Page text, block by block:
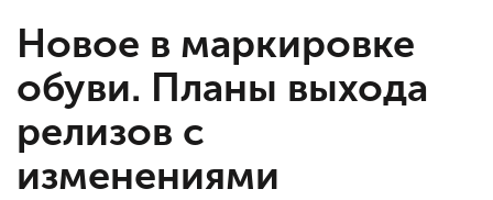
Новое в маркировке
обуви. Планы выхода
релизов с
изменениями